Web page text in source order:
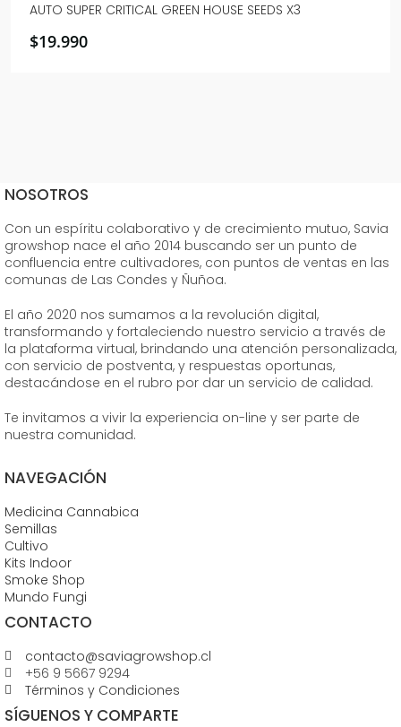
AUTO SUPER CRITICAL GREEN HOUSE SEEDS X3
$19.990
NOSOTROS
Con un espíritu colaborativo y de crecimiento mutuo, Savia
growshop nace el año 2014 buscando ser un punto de
confluencia entre cultivadores, con puntos de ventas en las
comunas de Las Condes y Ñuñoa.
El año 2020 nos sumamos a la revolución digital,
transformando y fortaleciendo nuestro servicio a través de
la plataforma virtual, brindando una atención personalizada,
con servicio de postventa, y respuestas oportunas,
destacándose en el rubro por dar un servicio de calidad.
Te invitamos a vivir la experiencia on-line y ser parte de
nuestra comunidad.
NAVEGACIÓN
Medicina Cannabica
Semillas
Cultivo
Kits Indoor
Smoke Shop
Mundo Fungi
CONTACTO
contacto@saviagrowshop.cl
+56 9 5667 9294
Términos y Condiciones
SÍGUENOS Y COMPARTE